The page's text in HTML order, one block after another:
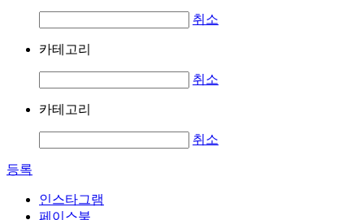
취소
카테고리
취소
카테고리
취소
등록
인스타그램
페이스북